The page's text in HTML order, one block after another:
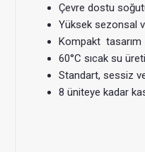
Çevre dostu
Yüksek sezonsal
Kompakt tasarım
60°C sıcak su
Standart, sessiz
8 üniteye kadar